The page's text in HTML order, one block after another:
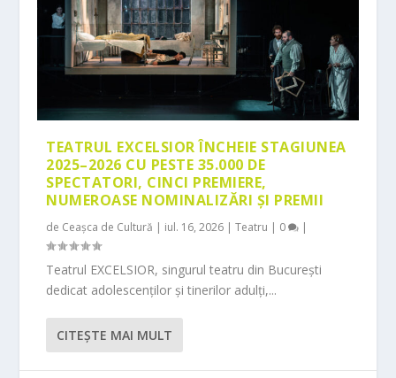
TEATRUL EXCELSIOR ÎNCHEIE STAGIUNEA
2025–2026 CU PESTE 35.000 DE
SPECTATORI, CINCI PREMIERE,
NUMEROASE NOMINALIZĂRI ȘI PREMII
de Ceașca de Cultură | iul. 16, 2026 |Teatru | 0 |
Teatrul EXCELSIOR, singurul teatru din București
dedicat adolescenților și tinerilor adulți,...
CITEŞTE MAI MULT